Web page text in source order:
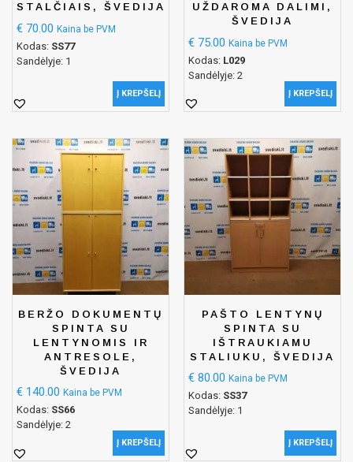
STALČIAIS, ŠVEDIJA
€ 70.00 Kaina be PVM
Kodas: SS77
Sandėlyje: 1
Į KREPŠELĮ
UŽDAROMA DALIMI,
ŠVEDIJA
€ 75.00 Kaina be PVM
Kodas: L029
Sandėlyje: 2
Į KREPŠELĮ
BERŽO DOKUMENTŲ
SPINTA SU
LENTYNOMIS IR
ANTRESOLE,
ŠVEDIJA
€ 140.00 Kaina be PVM
Kodas: SS66
Sandėlyje: 2
Į KREPŠELĮ
PAŠTO LENTYNŲ
SPINTA SU
IŠTRAUKIAMU
STALIUKU, ŠVEDIJA
€ 80.00 Kaina be PVM
Kodas: SS37
Sandėlyje: 1
Į KREPŠELĮ